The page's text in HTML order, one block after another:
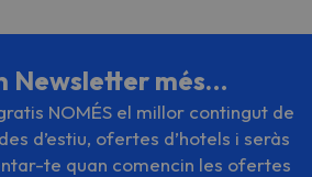
Newsletter més…
NOMÉS el millor contingut de
d’estiu, ofertes d’hotels i seràs
te quan comencin les ofertes